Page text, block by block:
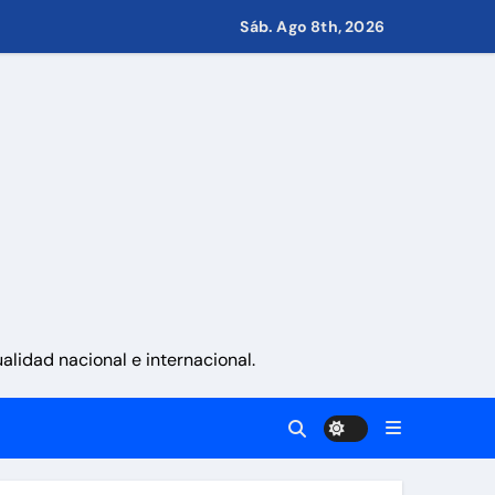
Condominio
propuestas desde las comunidades
a las familias de Venezuela
en una semana
Sáb. Ago 8th, 2026
nacional e internacional.